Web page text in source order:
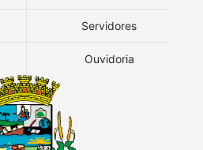
Servidores
Ouvidoria